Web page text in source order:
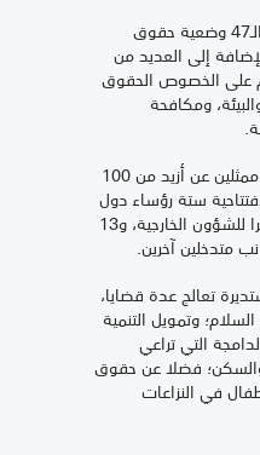
كما تدارست الدول الأعضاء الـ47 وضعية حقوق
40 دولة، بالإضافة إلى العديد من
على الخصوص الحقوق
ومكافحة
وعرفت هذه الدورة مشاركة ممثلين عن أزيد من 100
ستة رؤساء دول
أو حكومات، وأزيد من 70 وزيرا للشؤون الخارجية، و13
متدخلين آخرين.
تعالج عدة قضايا،
وتمويل التنمية
التي تراعي
فضلا عن حقوق
في النزاعات